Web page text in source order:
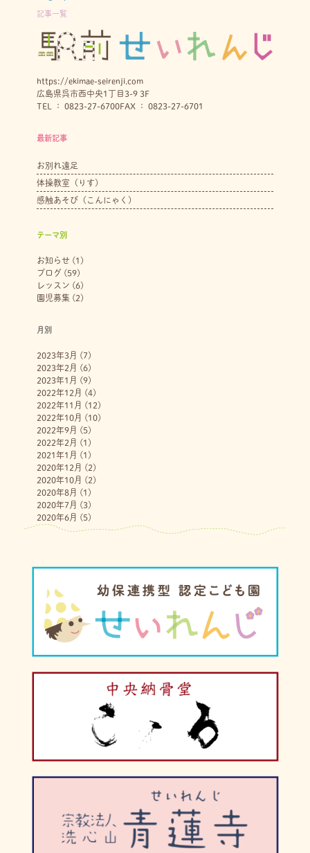
記事一覧
https://ekimae-seirenji.com
広島県呉市西中央1丁目3-9 3F
TEL ： 0823-27-6700FAX ： 0823-27-6701
最新記事
お別れ遠足
体操教室（りす）
感触あそび（こんにゃく）
テーマ別
お知らせ(1)
ブログ (59)
レッスン (6)
園児募集 (2)
月別
2023年3月 (7)
2023年2月 (6)
2023年1月 (9)
2022年12月 (4)
2022年11月 (12)
2022年10月 (10)
2022年9月 (5)
2022年2月 (1)
2021年1月 (1)
2020年12月 (2)
2020年10月 (2)
2020年8月 (1)
2020年7月 (3)
2020年6月 (5)